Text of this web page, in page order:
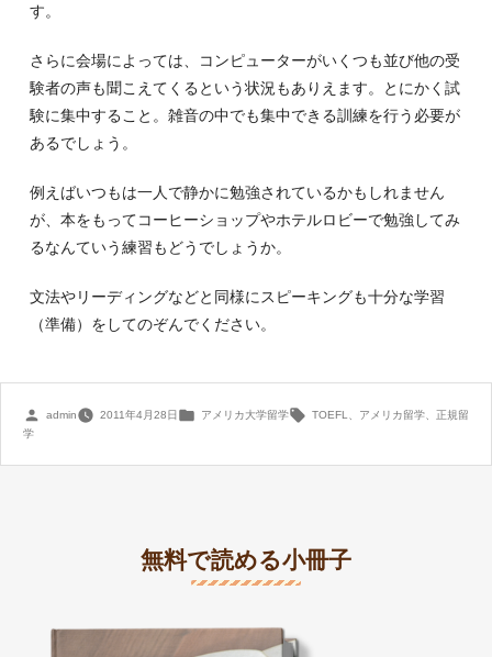
す。
さらに会場によっては、コンピューターがいくつも並び他の受
験者の声も聞こえてくるという状況もありえます。とにかく試
験に集中すること。雑音の中でも集中できる訓練を行う必要が
あるでしょう。
例えばいつもは一人で静かに勉強されているかもしれません
が、本をもってコーヒーショップやホテルロビーで勉強してみ
るなんていう練習もどうでしょうか。
文法やリーディングなどと同様にスピーキングも十分な学習
（準備）をしてのぞんでください。
投
admin 2011年4月28日
カ
アメリカ大学留学
タ
TOEFL アメリカ留学、 正規留
学
無料で読める小冊子